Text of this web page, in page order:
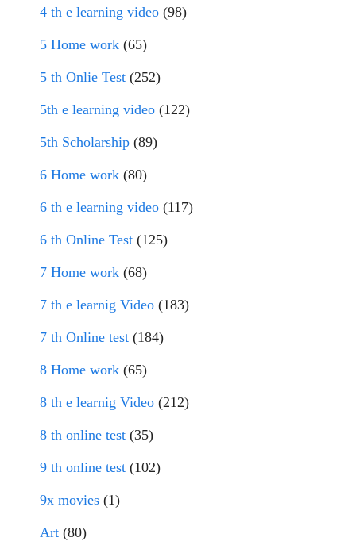
4 th e learning video (98)
5 Home work (65)
5 th Onlie Test (252)
5th e learning video (122)
5th Scholarship (89)
6 Home work (80)
6 th e learning video (117)
6 th Online Test (125)
7 Home work (68)
7 th e learnig Video (183)
7 th Online test (184)
8 Home work (65)
8 th e learnig Video (212)
8 th online test (35)
9 th online test (102)
9x movies (1)
Art (80)